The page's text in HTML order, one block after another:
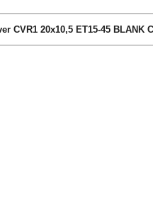
CVR1 20x10,5 ET15-45 BLANK